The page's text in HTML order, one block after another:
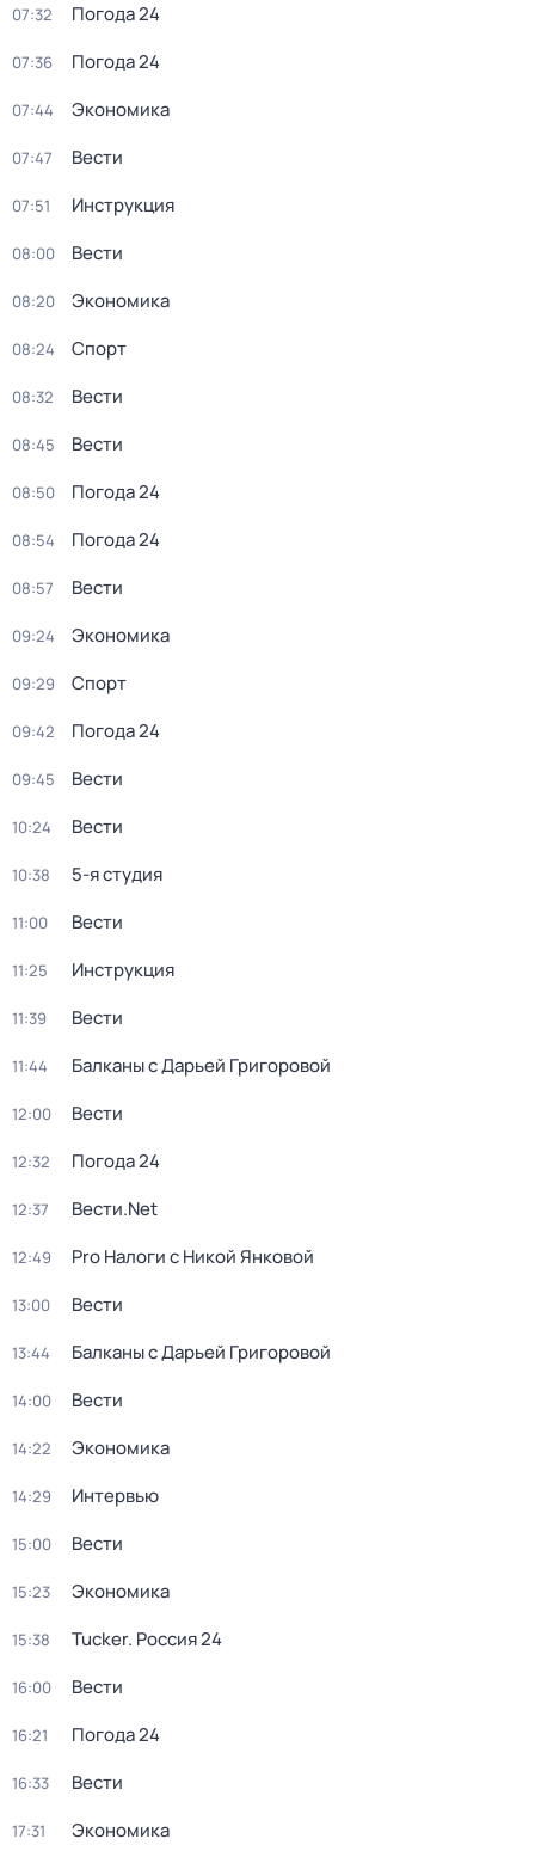
07:32 Погода 24
07:36 Погода 24
07:44 Экономика
07:47 Вести
07:51 Инструкция
08:00 Вести
08:20 Экономика
08:24 Спорт
08:32 Вести
08:45 Вести
08:50 Погода 24
08:54 Погода 24
08:57 Вести
09:24 Экономика
09:29 Спорт
09:42 Погода 24
09:45 Вести
10:24 Вести
10:38 5-я студия
11:00 Вести
11:25 Инструкция
11:39 Вести
11:44 Балканы с Дарьей Григоровой
12:00 Вести
12:32 Погода 24
12:37 Вести.Net
12:49 Pro Налоги с Никой Янковой
13:00 Вести
13:44 Балканы с Дарьей Григоровой
14:00 Вести
14:22 Экономика
14:29 Интервью
15:00 Вести
15:23 Экономика
15:38 Tucker. Россия 24
16:00 Вести
16:21 Погода 24
16:33 Вести
17:31 Экономика